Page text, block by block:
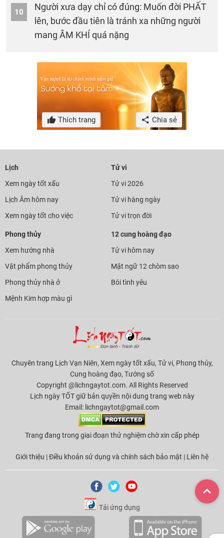
10
Người xưa dạy chỉ có đúng: Muốn đời PHẤT
lên, bước đầu tiên là tránh xa những người
mang ÂM KHÍ quá nặng
Thích trang Chia sẻ
Lịch
Xem ngày tốt xấu
Lịch Âm hôm nay
Xem ngày tốt cho việc
Tử vi
Tử vi 2026
Tử vi hàng ngày
Tử vi trọn đời
Phong thủy
Xem hướng nhà
Vật phẩm phong thủy
Phong thủy nhà ở
Mệnh Kim hợp màu gì
12 cung hoàng đạo
Tử vi hôm nay
Mật ngữ 12 chòm sao
Bói tình yêu
Chuyên trang Lịch Vạn Niên, Xem ngày tốt xấu, Tử vi, Phong thủy,
Cung hoàng đạo, Tướng số
Copyright @lichngaytot.com. All Rights Reserved
Lịch ngày TỐT giữ bản quyền nội dung trang web này
Email: lichngaytot@gmail.com
Trang đang trong giai đoạn thử nghiệm chờ xin cấp phép
Giới thiệu |Điều khoản sử dụng và chính sách bảo mật | Liên hệ
Tải ứng dụng